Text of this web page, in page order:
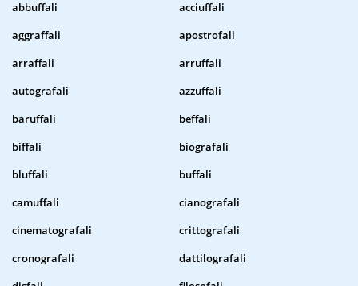
abbuffali
acciuffali
aggraffali
apostrofali
arraffali
arruffali
autografali
azzuffali
baruffali
beffali
biffali
biografali
bluffali
buffali
camuffali
cianografali
cinematografali
crittografali
cronografali
dattilografali